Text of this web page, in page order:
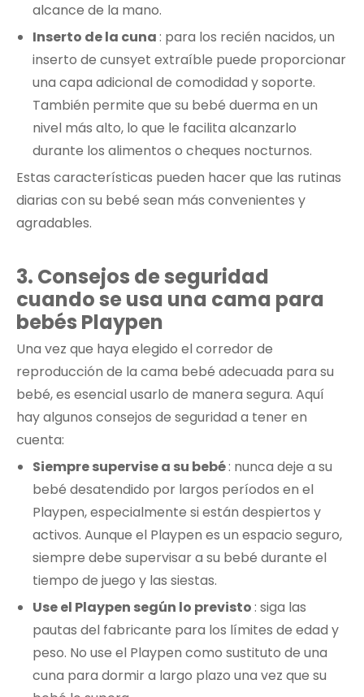
alcance de la mano.
Inserto de la cuna: para los recién nacidos, un
inserto de cunsyet extraíble puede proporcionar
una capa adicional de comodidad y soporte.
También permite que su bebé duerma en un
nivel más alto, lo que le facilita alcanzarlo
durante los alimentos o cheques nocturnos.
Estas características pueden hacer que las rutinas
diarias con su bebé sean más convenientes y
agradables.
3. Consejos de seguridad
cuando se usa una cama para
bebés Playpen
Una vez que haya elegido el corredor de
reproducción de la cama bebé adecuada para su
bebé, es esencial usarlo de manera segura. Aquí
hay algunos consejos de seguridad a tener en
cuenta:
Siempre supervise a su bebé: nunca deje a su
bebé desatendido por largos períodos en el
Playpen, especialmente si están despiertos y
activos. Aunque el Playpen es un espacio seguro,
siempre debe supervisar a su bebé durante el
tiempo de juego y las siestas.
Use el Playpen según lo previsto: siga las
pautas del fabricante para los límites de edad y
peso. No use el Playpen como sustituto de una
cuna para dormir a largo plazo una vez que su